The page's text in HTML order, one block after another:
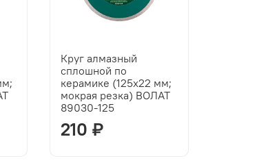
Круг алмазный
сплошной по
керамике (125х22 мм;
мокрая резка) ВОЛАТ
89030-125
210 ₽